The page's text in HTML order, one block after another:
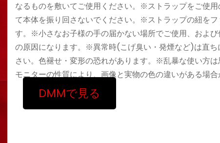
なるものを敷いてご使用ください。※ストラップをご使
て本体を振り回さないでください。※ストラップの紐を
す。※小さなお子様の手の届かない場所でご使用、およ
の原因になります。※異常時(こげ臭い・発煙など)は直
さい。色褪せ・変形の恐れがあります。※乱暴な使い方
モニターの性質により、画像と実物の色の違いがある場合
DMMで見る